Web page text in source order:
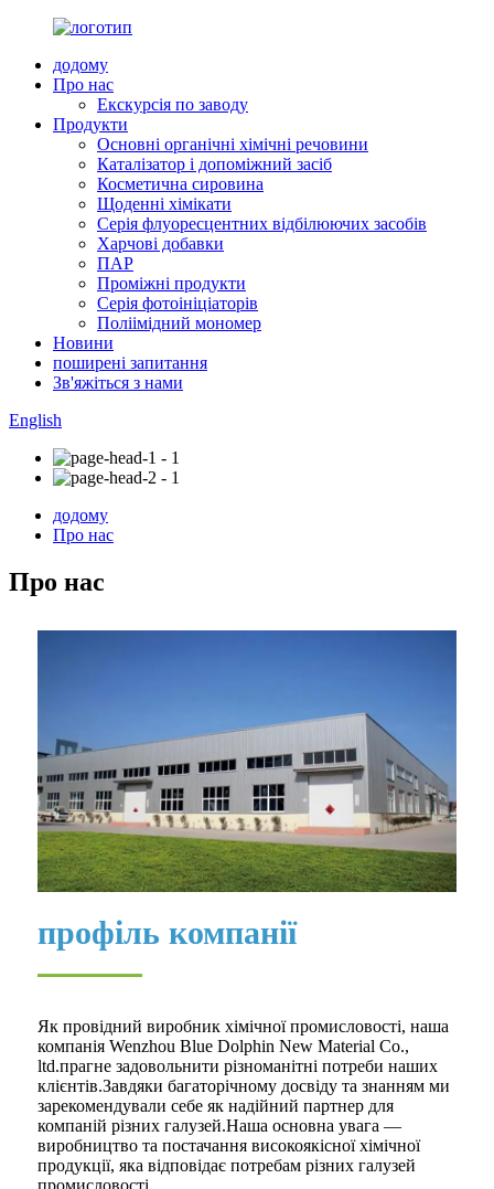
додому
Про нас
Екскурсія по заводу
Продукти
Основні органічні хімічні речовини
Каталізатор і допоміжний засіб
Косметична сировина
Щоденні хімікати
Серія флуоресцентних відбілюючих засобів
Харчові добавки
ПАР
Проміжні продукти
Серія фотоініціаторів
Поліімідний мономер
Новини
поширені запитання
Зв'яжіться з нами
English
додому
Про нас
Про нас
профіль компанії
Як провідний виробник хімічної промисловості, наша
компанія Wenzhou Blue Dolphin New Material Co.,
ltd.прагне задовольнити різноманітні потреби наших
клієнтів.Завдяки багаторічному досвіду та знанням ми
зарекомендували себе як надійний партнер для
компаній різних галузей.Наша основна увага —
виробництво та постачання високоякісної хімічної
продукції, яка відповідає потребам різних галузей